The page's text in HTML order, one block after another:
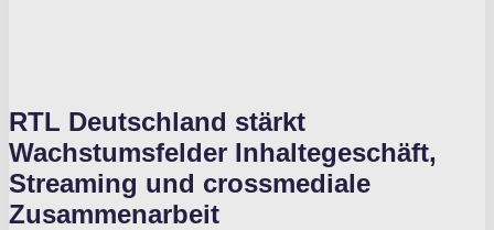
RTL Deutschland stärkt
Wachstumsfelder Inhaltegeschäft,
Streaming und crossmediale
Zusammenarbeit